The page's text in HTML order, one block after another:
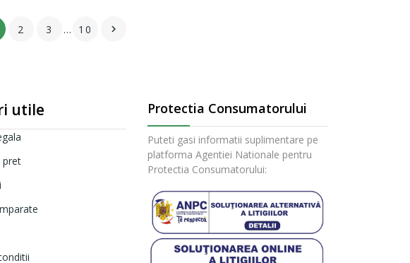
2 3 … 10 
utile
pret
Protectia Consumatorului
Puteti gasi informatii suplimentare pe
platforma Agentiei Nationale pentru
Protectia Consumatorului: